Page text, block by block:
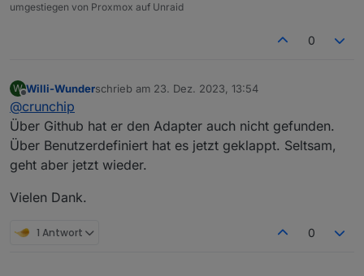
umgestiegen von Proxmox auf Unraid
0
W Willi-Wunderschrieb am 23. Dez. 2023, 13:54
zuletzt editiert von
@crunchip
Über Github hat er den Adapter auch nicht gefunden.
Über Benutzerdefiniert hat es jetzt geklappt. Seltsam,
geht aber jetzt wieder.
Vielen Dank.
1 Antwort 0